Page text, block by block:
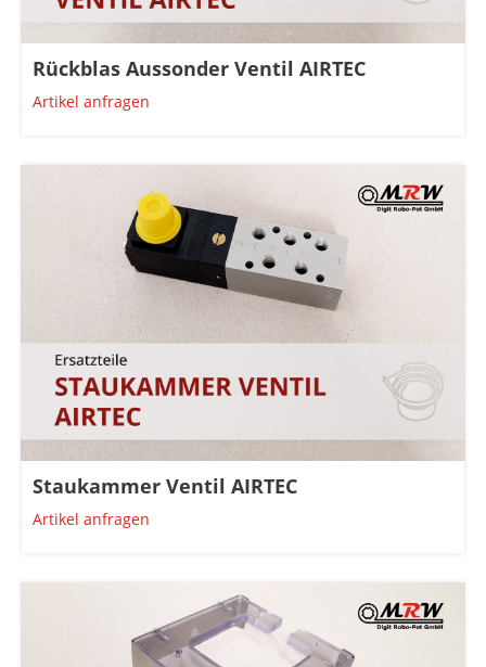
Rückblas Aussonder Ventil AIRTEC
Artikel anfragen
Staukammer Ventil AIRTEC
Artikel anfragen